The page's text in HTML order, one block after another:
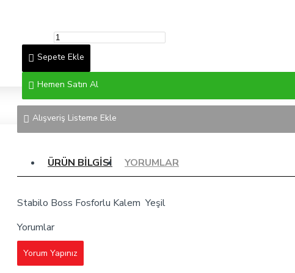
Sepete Ekle
Hemen Satın Al
Alışveriş Listeme Ekle
ÜRÜN BILGISI YORUMLAR
Stabilo Boss Fosforlu Kalem Yeşil
Yorumlar
Yorum Yapınız